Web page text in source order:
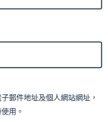
郵件地址及個人網站網址，
用。